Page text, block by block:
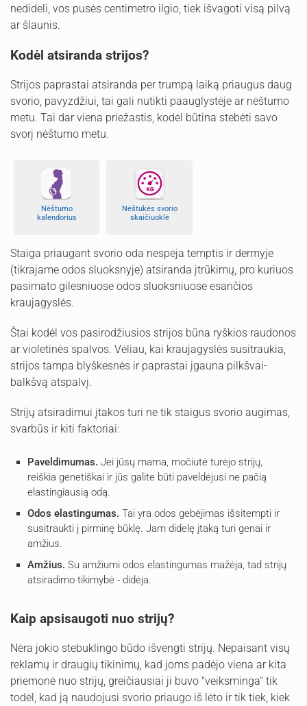
nedideli, vos pusės centimetro ilgio, tiek išvagoti visą pilvą
ar šlaunis.
Kodėl atsiranda strijos?
Strijos paprastai atsiranda per trumpą laiką priaugus daug
svorio, pavyzdžiui, tai gali nutikti paauglystėje ar nėštumo
metu. Tai dar viena priežastis, kodėl būtina stebėti savo
svorį nėštumo metu.
Nėštumo
kalendorius
Nėštukės svorio
skaičiuoklė
Staiga priaugant svorio oda nespėja temptis ir dermyje
(tikrajame odos sluoksnyje) atsiranda įtrūkimų, pro kuriuos
pasimato gilesniuose odos sluoksniuose esančios
kraujagyslės.
Štai kodėl vos pasirodžiusios strijos būna ryškios raudonos
ar violetinės spalvos. Vėliau, kai kraujagyslės susitraukia,
strijos tampa blyškesnės ir paprastai įgauna pilkšvai-
balkšvą atspalvį.
Strijų atsiradimui įtakos turi ne tik staigus svorio augimas,
svarbūs ir kiti faktoriai:
Paveldimumas. Jei jūsų mama, močiutė turėjo strijų,
reiškia genetiškai ir jūs galite būti paveldėjusi ne pačią
elastingiausią odą.
Odos elastingumas. Tai yra odos gebėjimas išsitempti ir
susitraukti į pirminę būklę. Jam didelę įtaką turi genai ir
amžius.
Amžius. Su amžiumi odos elastingumas mažėja, tad strijų
atsiradimo tikimybė - didėja.
Kaip apsisaugoti nuo strijų?
Nėra jokio stebuklingo būdo išvengti strijų. Nepaisant visų
reklamų ir draugių tikinimų, kad joms padėjo viena ar kita
priemonė nuo strijų, greičiausiai ji buvo "veiksminga" tik
todėl, kad ją naudojusi svorio priaugo iš lėto ir tik tiek, kiek